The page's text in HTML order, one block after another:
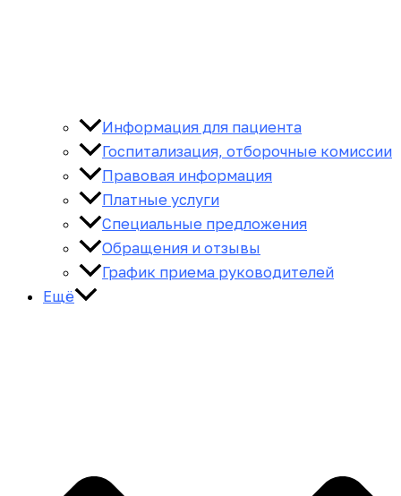
Информация для пациента
Госпитализация, отборочные комиссии
Правовая информация
Платные услуги
Специальные предложения
Обращения и отзывы
График приема руководителей
Ещё